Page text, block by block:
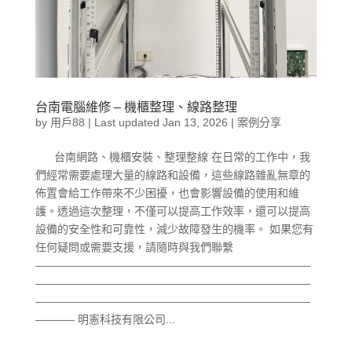
台南電腦維修 – 機櫃整理、線路整理
by 用戶88 | Last updated Jan 13, 2026 | 案例分享
台南網路、機櫃安裝、整理整線 在日常的工作中，我
們經常需要處理大量的線路和設備，這些線路雜亂無章的
佈置會給工作帶來不少困擾，也會影響設備的使用和維
護。透過這次整理，不僅可以提高工作效率，還可以提高
設備的安全性和可靠性，減少故障發生的機率。 如果您有
任何疑問或需要支援，請隨時與我們聯繫
—————————————————————————
—————————————————————————
—————————————————————————
———– 明憲科技有限公司...